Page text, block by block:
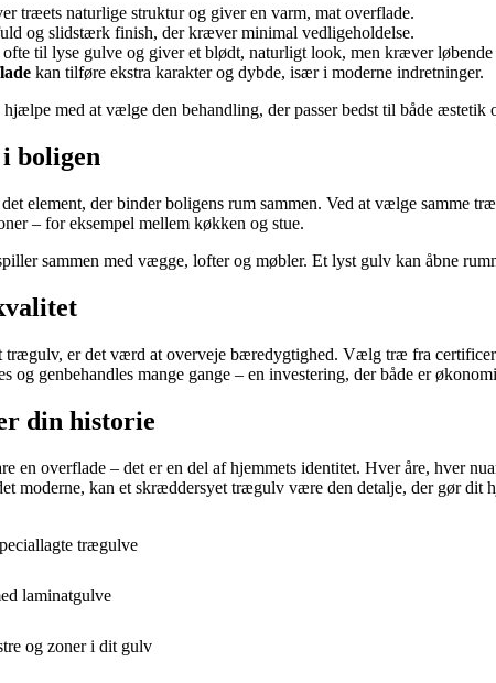
træets naturlige struktur og giver en varm, mat overflade.
og slidstærk finish, der kræver minimal vedligeholdelse.
ofte til lyse gulve og giver et blødt, naturligt look, men kræver løbende
kan tilføre ekstra karakter og dybde, især i moderne indretninger.
med at vælge den behandling, der passer bedst til både æstetik
boligen
element, der binder boligens rum sammen. Ved at vælge samme
– for eksempel mellem køkken og stue.
sammen med vægge, lofter og møbler. Et lyst gulv kan åbne
trægulv, er det værd at overveje bæredygtighed. Vælg træ fra
og genbehandles mange gange – en investering, der både er
din historie
en overflade – det er en del af hjemmets identitet. Hver åre, hver
moderne, kan et skræddersyet trægulv være den detalje, der gør dit
trægulve
laminatgulve
og zoner i dit gulv